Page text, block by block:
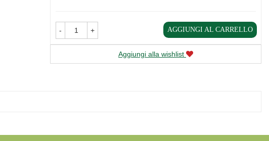
- + AGGIUNGI AL CARRELLO
Aggiungi alla wishlist